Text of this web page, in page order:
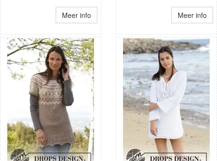
Meer info Meer info